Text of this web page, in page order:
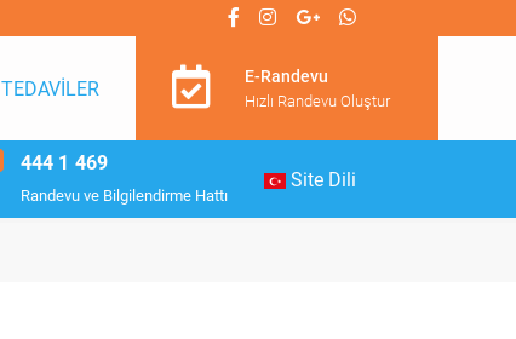
TEDAVİLER
E-Randevu
Hızlı Randevu Oluştur
444 1 469
Randevu ve Bilgilendirme Hattı
Site Dili